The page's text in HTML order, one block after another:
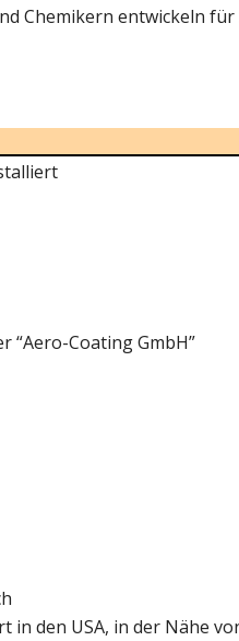
Chemikern entwickeln
“Aero-Coating GmbH”
in den USA, in der Nähe